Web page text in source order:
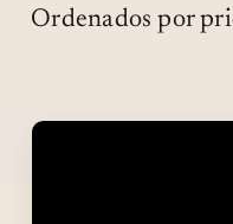
Ordenados por